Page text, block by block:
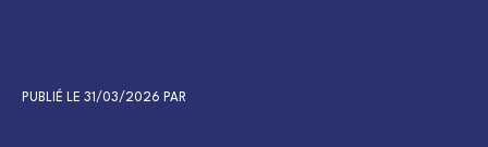
PUBLIÉ LE 31/03/2026 PAR